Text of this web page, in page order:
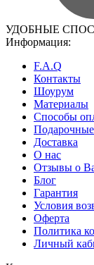
УДОБНЫЕ
Информация:
F.A.Q
Контакты
Шоурум
Материалы
Способы
Доставка
О нас
Отзывы о
Блог
Гарантия
Условия
Оферта
Политика
Личный